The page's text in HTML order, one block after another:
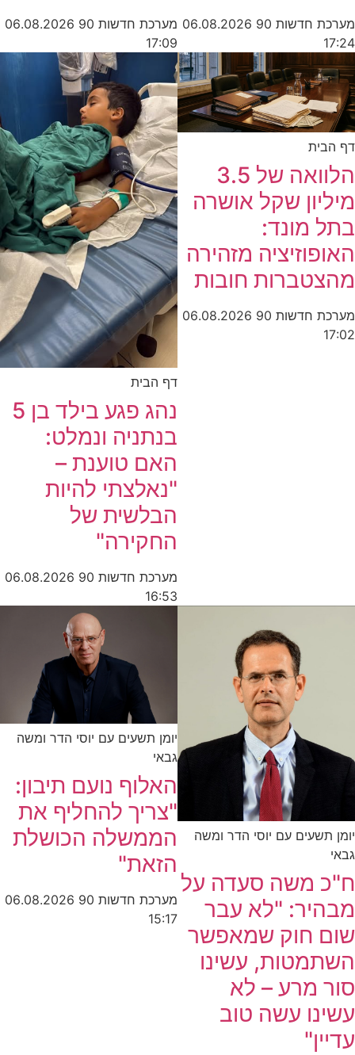
מערכת חדשות 90
06.08.2026
17:24
מערכת חדשות 90
06.08.2026
17:09
דף הבית
הלוואה של 3.5
מיליון שקל אושרה
בתל מונד:
האופוזיציה מזהירה
מהצטברות חובות
מערכת חדשות 90
06.08.2026
17:02
דף הבית
נהג פגע בילד בן 5
בנתניה ונמלט:
האם טוענת –
"נאלצתי להיות
הבלשית של
החקירה"
מערכת חדשות 90
06.08.2026
16:53
יומן תשעים עם יוסי הדר ומשה
גבאי
ח"כ משה סעדה על
מבהיר: "לא עבר
שום חוק שמאפשר
השתמטות, עשינו
סור מרע – לא
עשינו עשה טוב
עדיין"
יומן תשעים עם יוסי הדר ומשה
גבאי
האלוף נועם תיבון:
"צריך להחליף את
הממשלה הכושלת
הזאת"
מערכת חדשות 90
06.08.2026
15:17